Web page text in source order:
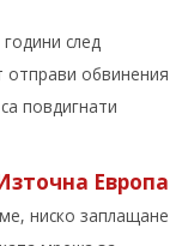
след
отправи обвинения
повдигнати
Европа
ниско заплащане